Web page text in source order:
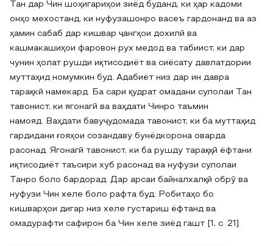
Тан дар Чин шоҳигариҳои зиёд буданд, ки ҳар кадоми
онҳо мехостанд, ки нуфузашонро васеъ гардонанд ва аз
ҳамин сабаб дар кишвар ҷангҳои дохилӣ ва
кашмакашиҳои фаровон рух медод ва табиист, ки дар
чунин ҳолат рушди иқтисодиёт ва сиёсату давлатдории
муттаҳид номумкин буд. Адабиёт низ дар ин давра
тарақкӣ намекард. Ба сари қудрат омадани сулолаи Тан
тавонист, ки ягонагӣ ва ваҳдати Чинро таъмин
намояд. Ваҳдати бавуҷудомада тавонист, ки ба муттаҳид
гардидани ғояҳои созандаву бунёдкорона оварда
расонад. Ягонагӣ тавонист, ки ба рушду тараққӣ ёфтани
иқтисодиёт таъсири хуб расонад ва нуфузи сулолаи
Танро боло бардорад. Дар арсаи байналхалқӣ обрӯ ва
нуфузи Чин хеле боло рафта буд. Робитаҳо бо
кишварҳои дигар низ хеле густариш ёфтанд ва
омадурафти сафирон ба Чин хеле зиёд гашт [1, с. 21].